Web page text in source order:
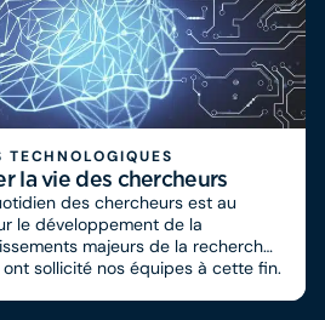
la vie des chercheurs
des chercheurs est au
le développement de la
sollicité nos équipes à cette fin.